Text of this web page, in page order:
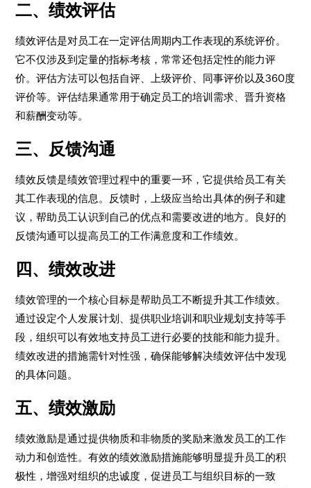
二、绩效评估
绩效评估是对员工在一定评估周期内工作表现的系统评价。
它不仅涉及到定量的指标考核，常常还包括定性的能力评
价。评估方法可以包括自评、上级评价、同事评价以及360度
评价等。评估结果通常用于确定员工的培训需求、晋升资格
和薪酬变动等。
三、反馈沟通
绩效反馈是绩效管理过程中的重要一环，它提供给员工有关
其工作表现的信息。反馈时，上级应当给出具体的例子和建
议，帮助员工认识到自己的优点和需要改进的地方。良好的
反馈沟通可以提高员工的工作满意度和工作绩效。
四、绩效改进
绩效管理的一个核心目标是帮助员工不断提升其工作绩效。
通过设定个人发展计划、提供职业培训和职业规划支持等手
段，组织可以有效地支持员工进行必要的技能和能力提升。
绩效改进的措施需针对性强，确保能够解决绩效评估中发现
的具体问题。
五、绩效激励
绩效激励是通过提供物质和非物质的奖励来激发员工的工作
动力和创造性。有效的绩效激励措施能够明显提升员工的积
极性，增强对组织的忠诚度，促进员工与组织目标的一致